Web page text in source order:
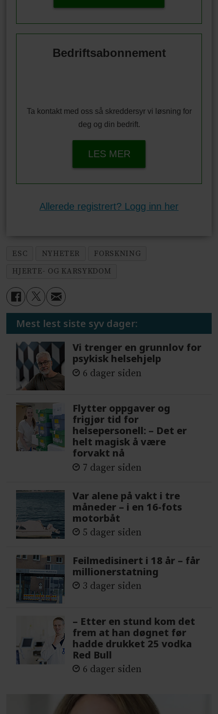
Bedriftsabonnement
Ta kontakt med oss så skreddersyr vi løsning for
deg og din bedrift.
LES MER
Allerede registrert? Logg inn her
ESC NYHETER
FORSKNING
HJERTE- OG KARSYKDOM
Mest lest siste syv dager:
Vi trenger en grunnlov for
psykisk helsehjelp
6 dager siden
Flytter oppgaver og
frigjør tid for
helsepersonell: – Det er
helt magisk å være
forvakt nå
7 dager siden
Var alene på vakt i tre
måneder – i en 16-fots
motorbåt
5 dager siden
Feilmedisinert i 18 år – får
millionerstatning
3 dager siden
– Etter en stund kom det
frem at han døgnet før
hadde drukket 25 vodka
Red Bull
6 dager siden